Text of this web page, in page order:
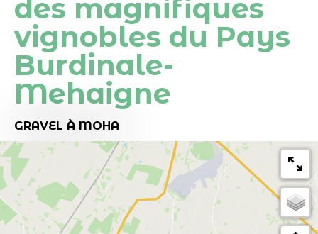
des magnifiques
vignobles du Pays
Burdinale-
Mehaigne
GRAVEL À MOHA